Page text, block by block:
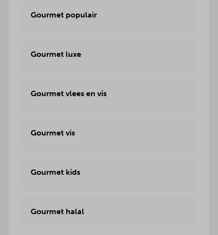
Gourmet populair
Gourmet luxe
Gourmet vlees en vis
Gourmet vis
Gourmet kids
Gourmet halal